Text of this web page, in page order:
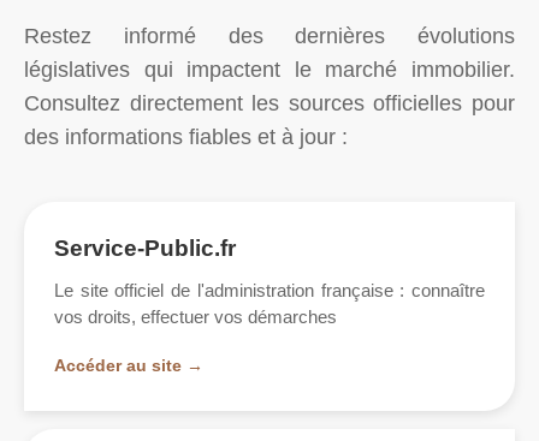
Restez informé des dernières évolutions
législatives qui impactent le marché immobilier.
Consultez directement les sources officielles pour
des informations fiables et à jour :
Service-Public.fr
Le site officiel de l'administration française : connaître
vos droits, effectuer vos démarches
Accéder au site →